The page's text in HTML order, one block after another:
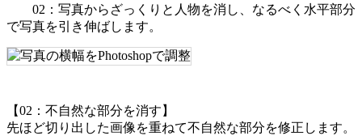
02：写真からざっくりと人物を消し、なるべく水平部分
で写真を引き伸ばします。
【02：不自然な部分を消す】
先ほど切り出した画像を重ねて不自然な部分を修正します。